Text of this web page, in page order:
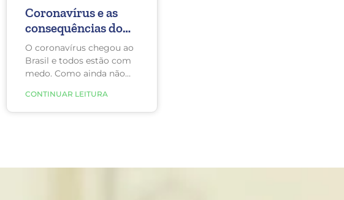
Coronavírus e as
consequências do
isolamento
O coronavírus chegou ao
Brasil e todos estão com
medo. Como ainda não
efetivo a estamos longe
de ter uma vacina,
CONTINUAR LEITURA